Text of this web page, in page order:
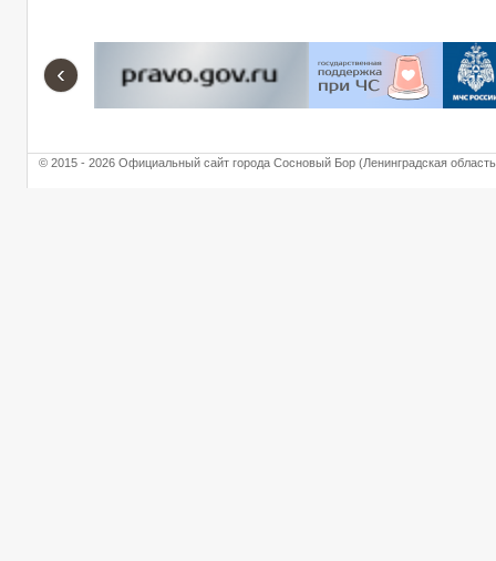
‹
© 2015 - 2026 Официальный сайт города Сосновый Бор (Ленинградская